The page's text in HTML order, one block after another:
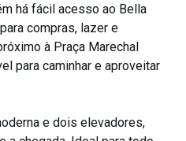
há fácil acesso ao Bella
compras, lazer e
à Praça Marechal
para caminhar e aproveitar
e dois elevadores,